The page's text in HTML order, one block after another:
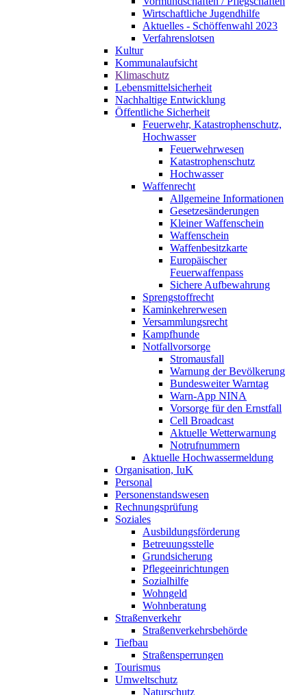
Wirtschaftliche Jugendhilfe
Aktuelles - Schöffenwahl 2023
Verfahrenslotsen
Kultur
Kommunalaufsicht
Klimaschutz
Lebensmittelsicherheit
Nachhaltige Entwicklung
Öffentliche Sicherheit
Feuerwehr, Katastrophenschutz,
Hochwasser
Feuerwehrwesen
Katastrophenschutz
Hochwasser
Waffenrecht
Allgemeine Informationen
Gesetzesänderungen
Kleiner Waffenschein
Waffenschein
Waffenbesitzkarte
Europäischer
Feuerwaffenpass
Sichere Aufbewahrung
Sprengstoffrecht
Kaminkehrerwesen
Versammlungsrecht
Kampfhunde
Notfallvorsorge
Stromausfall
Warnung der Bevölkerung
Bundesweiter Warntag
Warn-App NINA
Vorsorge für den Ernstfall
Cell Broadcast
Aktuelle Wetterwarnung
Notrufnummern
Aktuelle Hochwassermeldung
Organisation, IuK
Personal
Personenstandswesen
Rechnungsprüfung
Soziales
Ausbildungsförderung
Betreuungsstelle
Grundsicherung
Pflegeeinrichtungen
Sozialhilfe
Wohngeld
Wohnberatung
Straßenverkehr
Straßenverkehrsbehörde
Tiefbau
Straßensperrungen
Tourismus
Umweltschutz
Naturschutz